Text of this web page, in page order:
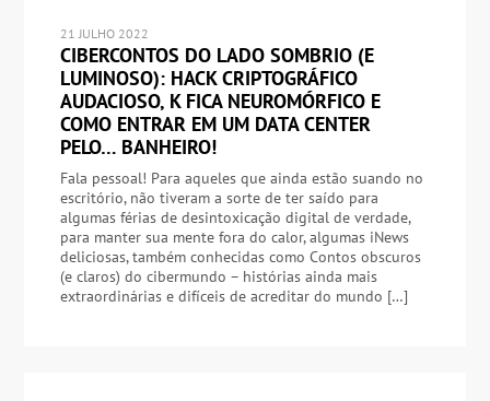
21 JULHO 2022
CIBERCONTOS DO LADO SOMBRIO (E
LUMINOSO): HACK CRIPTOGRÁFICO
AUDACIOSO, K FICA NEUROMÓRFICO E
COMO ENTRAR EM UM DATA CENTER
PELO… BANHEIRO!
Fala pessoal! Para aqueles que ainda estão suando no
escritório, não tiveram a sorte de ter saído para
algumas férias de desintoxicação digital de verdade,
para manter sua mente fora do calor, algumas iNews
deliciosas, também conhecidas como Contos obscuros
(e claros) do cibermundo – histórias ainda mais
extraordinárias e difíceis de acreditar do mundo […]